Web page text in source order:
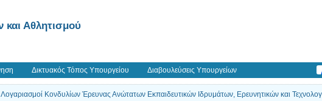
Αθλητισμού
Δικτυακός Τόπος Υπουργείου Διαβουλεύσεις Υπουργείων
Κονδυλίων Έρευνας Ανώτατων Εκπαιδευτικών Ιδρυμάτων, Ερευνητικών και